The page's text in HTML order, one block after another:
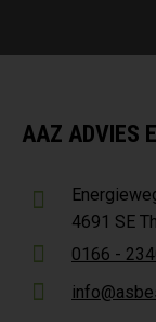
AAZ ADVIES
4691 SE
0166 -